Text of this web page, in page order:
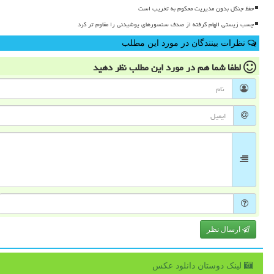
حفظ جنگل بدون مدیریت محکوم به تخریب است
چسب زیستی الهام گرفته از صدف سنسورهای پوشیدنی را مقاوم تر کرد
نظرات بینندگان در مورد این مطلب
لطفا شما همدر مورد این مطلبنظر دهید
ارسال نظر
لینک دوستان دانلود عكس